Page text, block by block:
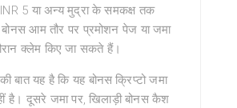
5 या अन्य मुद्रा के समकक्ष तक
बोनस आम तौर पर प्रमोशन पेज या जमा
क्लेम किए जा सकते हैं।
बात यह है कि यह बोनस क्रिप्टो जमा
है। दूसरे जमा पर, खिलाड़ी बोनस कैश